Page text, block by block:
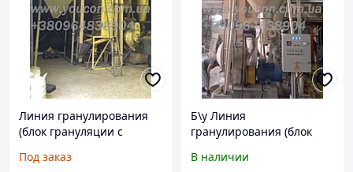
Линия гранулирования
(блок грануляции с
Под заказ
Б\у Линия
гранулирования (блок
ОГМ-1,5)
В наличии